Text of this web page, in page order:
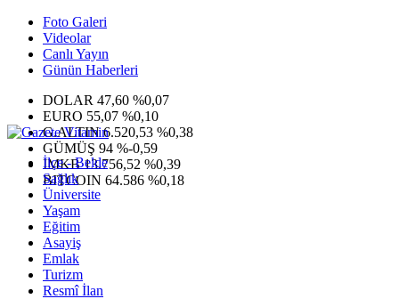
Foto Galeri
Videolar
Canlı Yayın
Günün Haberleri
DOLAR 47,60 %0,07
EURO 55,07 %0,10
G.ALTIN6.520,53 %0,38
GÜMÜŞ 94 %-0,59
IMKB13.756,52 %0,39
BITCOIN 64.586 %0,18
İlçe - Belde
Sağlık
Üniversite
Yaşam
Eğitim
Asayiş
Emlak
Turizm
Resmî İlan